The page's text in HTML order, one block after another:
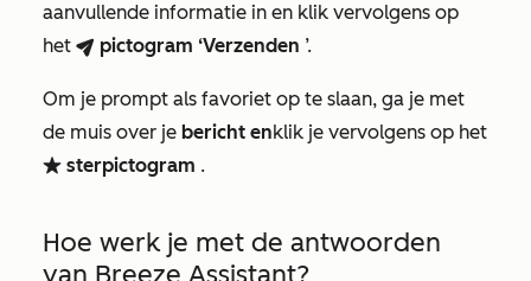
aanvullende informatie in en klik vervolgens op
het breezeSendIcon pictogram ‘Verzenden ’.
Om je prompt als favoriet op te slaan, ga je met
de muis over je bericht enklik je vervolgens op het
favorite sterpictogram .
Hoe werk je met de antwoorden
van Breeze Assistant?